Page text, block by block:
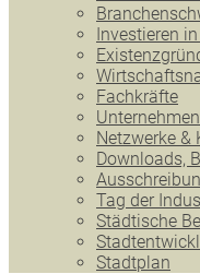
Investieren
Fachkräfte
Netzwerke &
Downloads,
Tag der
Städtische
Stadtplan